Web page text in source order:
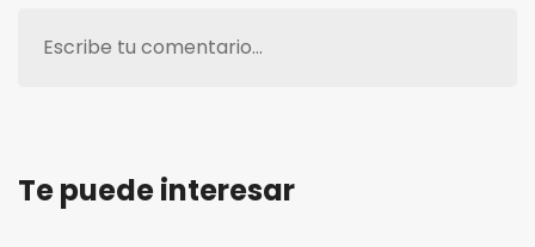
Escribe tu comentario…
Te puede interesar